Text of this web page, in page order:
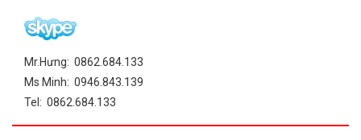
Mr.Hưng: 0862.684.133
Ms Minh: 0946.843.139
Tel: 0862.684.133